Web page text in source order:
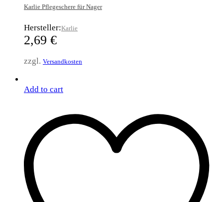
Karlie Pflegeschere für Nager
Hersteller:Karlie
2,69 €
zzgl. Versandkosten
Add to cart